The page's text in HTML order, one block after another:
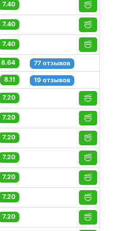
7.40
7.40
7.40
8.64 77 отзывов
8.11 19 отзывов
7.20
7.20
7.20
7.20
7.20
7.20
7.20